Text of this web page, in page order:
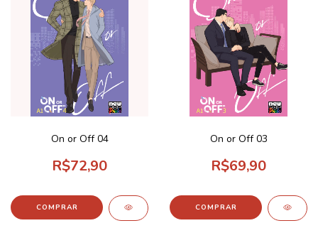
On or Off 04
R$72,90
On or Off 03
R$69,90